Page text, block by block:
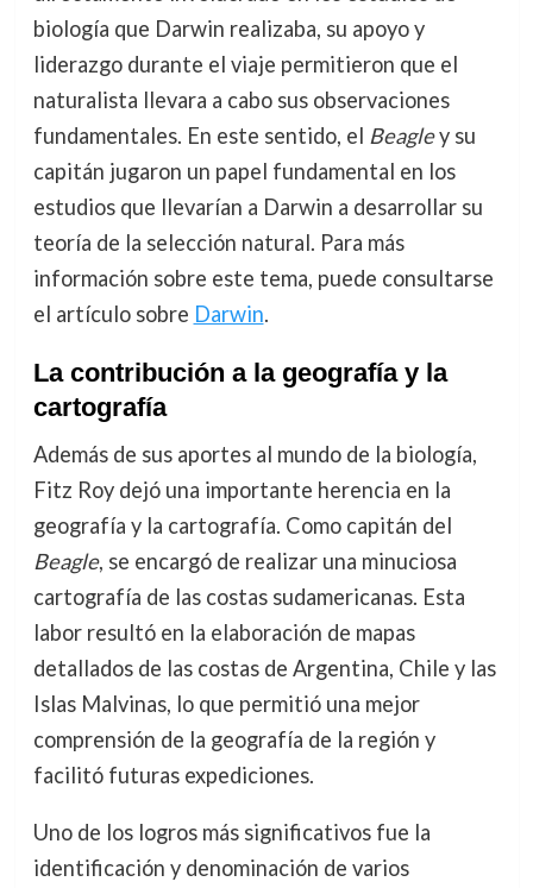
biología que Darwin realizaba, su apoyo y
liderazgo durante el viaje permitieron que el
naturalista llevara a cabo sus observaciones
fundamentales. En este sentido, el Beagley su
capitán jugaron un papel fundamental en los
estudios que llevarían a Darwin a desarrollar su
teoría de la selección natural. Para más
información sobre este tema, puede consultarse
el artículo sobre Darwin.
La contribución a la geografía y la
cartografía
Además de sus aportes al mundo de la biología,
Fitz Roy dejó una importante herencia en la
geografía y la cartografía. Como capitán del
Beagle, se encargó de realizar una minuciosa
cartografía de las costas sudamericanas. Esta
labor resultó en la elaboración de mapas
detallados de las costas de Argentina, Chile y las
Islas Malvinas, lo que permitió una mejor
comprensión de la geografía de la región y
facilitó futuras expediciones.
Uno de los logros más significativos fue la
identificación y denominación de varios